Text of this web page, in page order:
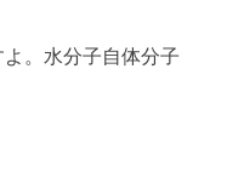
。水分子自体分子